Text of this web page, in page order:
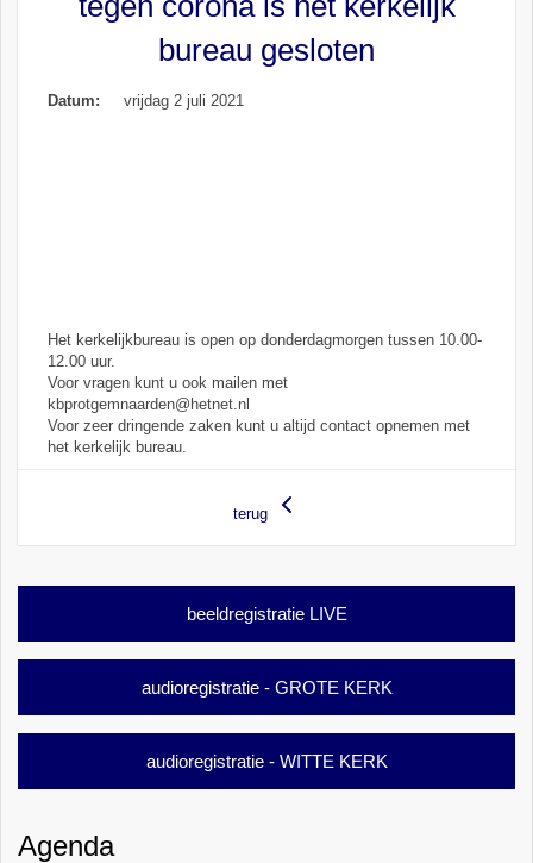
bureau gesloten
Datum: vrijdag 2 juli 2021
Het kerkelijkbureau is open op donderdagmorgen tussen 10.00-
12.00 uur.
Voor vragen kunt u ook mailen met
kbprotgemnaarden@hetnet.nl
Voor zeer dringende zaken kunt u altijd contact opnemen met
het kerkelijk bureau.
terug
beeldregistratie LIVE
audioregistratie - GROTE KERK
audioregistratie - WITTE KERK
Agenda